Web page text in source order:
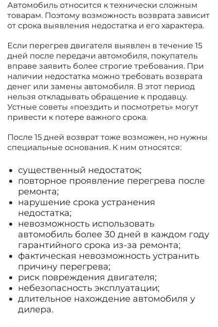
Автомобиль относится к технически сложным
товарам. Поэтому возможность возврата зависит
от срока выявления недостатка и его характера.
Если перегрев двигателя выявлен в течение 15
дней после передачи автомобиля, покупатель
вправе заявить более строгие требования. При
наличии недостатка можно требовать возврата
денег или замены автомобиля. В этот период
нельзя откладывать обращение к продавцу.
Устные советы «поездить и посмотреть» могут
привести к потере важного срока.
После 15 дней возврат тоже возможен, но нужны
специальные основания. К ним относятся:
существенный недостаток;
повторное проявление перегрева после
ремонта;
нарушение срока устранения
недостатка;
невозможность использовать
автомобиль более 30 дней в каждом году
гарантийного срока из-за ремонта;
фактическая невозможность устранить
причину перегрева;
риск повреждения двигателя;
небезопасность эксплуатации;
длительное нахождение автомобиля у
дилера.